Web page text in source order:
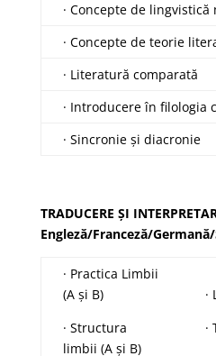
· Concepte de lingvistică
· Concepte de teorie
· Literatură comparată
· Introducere în filologia
· Sincronie și diacronie
TRADUCERE ȘI
Engleză/Franceză/
· Practica Limbii
(A și B)
· Structura
limbii (A și B)
·
·